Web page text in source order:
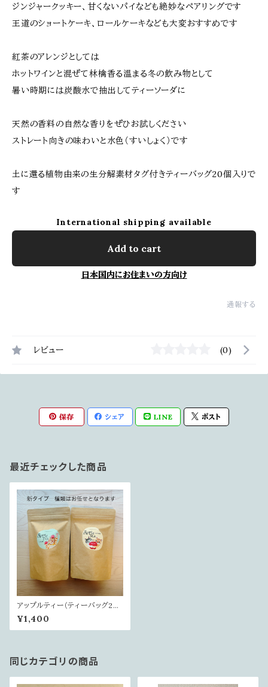
ジンジャークッキー、甘くないパイなども絶妙なペアリングです
王道のショートケーキ、ロールケーキなども大変おすすめです
紅茶のアレンジとしては
ホットワインと混ぜて林檎香る温まる冬の飲み物として
暑い時期には炭酸水で抽出してティーソーダに
天然の香料の自然な香りをぜひお試しください
ストレート向きの味わいと水色（すいしょく）です
土に還る植物由来の生分解素材タグ付きティーバッグ20個入りで
す
International shipping available
Add to cart
日本国内にお住まいの方向け
通報する
レビュー (0)
保存 シェア LINE ポスト
最近チェックした商品
アップルティー（ティーバッグ20
個入り）
¥1,400
同じカテゴリの商品